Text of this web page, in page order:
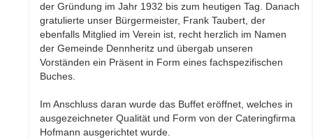
der Gründung im Jahr 1932 bis zum heutigen Tag. Danach
gratulierte unser Bürgermeister, Frank Taubert, der
ebenfalls Mitglied im Verein ist, recht herzlich im Namen
der Gemeinde Dennheritz und übergab unseren
Vorständen ein Präsent in Form eines fachspezifischen
Buches.
Im Anschluss daran wurde das Buffet eröffnet, welches in
ausgezeichneter Qualität und Form von der Cateringfirma
Hofmann ausgerichtet wurde.